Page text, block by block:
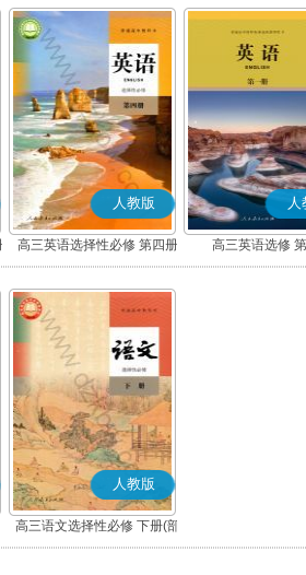
人教版
高三英语选择性必修 第四册
人
高三英语选修
人教版
高三语文选择性必修 下册(部
编版)